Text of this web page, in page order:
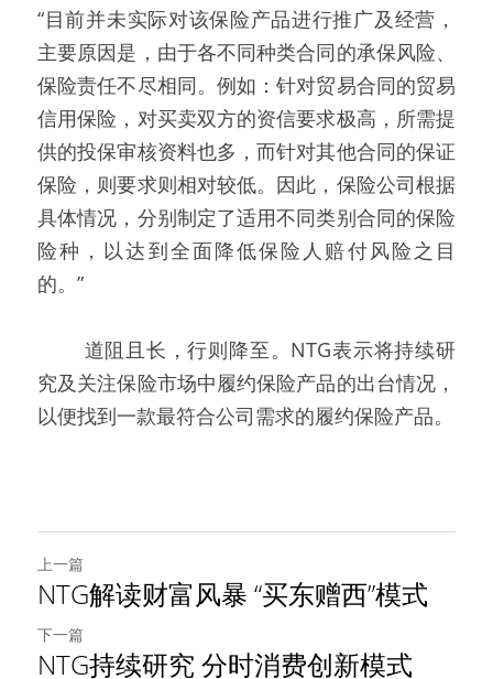
“目前并未实际对该保险产品进行推广及经营，
主要原因是，由于各不同种类合同的承保风险、
保险责任不尽相同。例如：针对贸易合同的贸易
信用保险，对买卖双方的资信要求极高，所需提
供的投保审核资料也多，而针对其他合同的保证
保险，则要求则相对较低。因此，保险公司根据
具体情况，分别制定了适用不同类别合同的保险
险种，以达到全面降低保险人赔付风险之目
的。”
道阻且长，行则降至。NTG表示将持续研
究及关注保险市场中履约保险产品的出台情况，
以便找到一款最符合公司需求的履约保险产品。
上一篇
NTG解读财富风暴 “买东赠西”模式
下一篇
NTG持续研究 分时消费创新模式